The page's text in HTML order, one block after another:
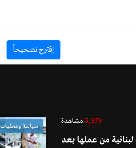
إقترح تصحيحاً
5,979 مشاهدة
من عملها بعد
سياسة ومحليات